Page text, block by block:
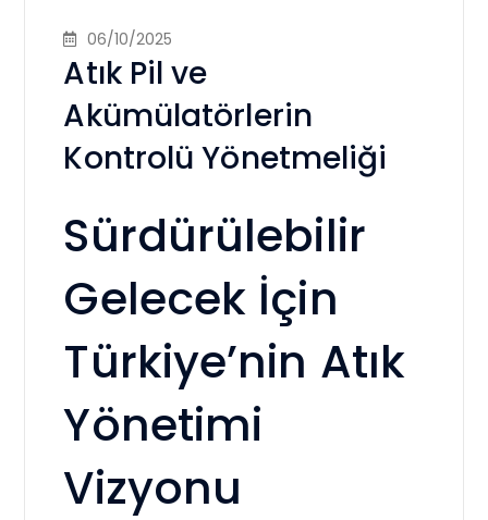
06/10/2025
Atık Pil ve
Akümülatörlerin
Kontrolü Yönetmeliği
Sürdürülebilir
Gelecek İçin
Türkiye’nin Atık
Yönetimi
Vizyonu